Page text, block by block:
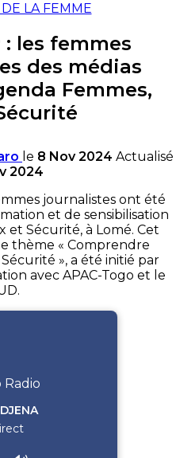
LA FEMME
: les femmes
des médias
Femmes,
le 8 Nov 2024 Actualisé
2024
journalistes ont été
et de sensibilisation
et Sécurité, à Lomé. Cet
thème « Comprendre
Sécurité », a été initié par
avec APAC-Togo et le